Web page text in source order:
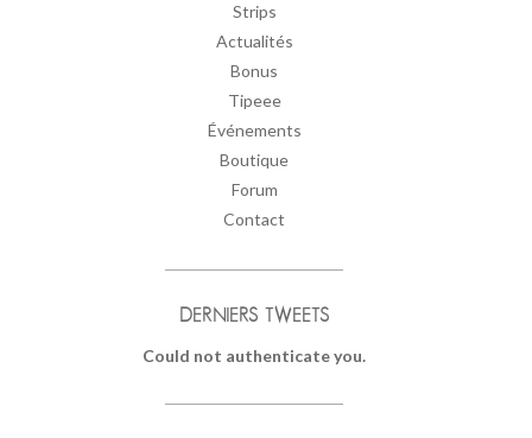
Strips
Actualités
Bonus
Tipeee
Événements
Boutique
Forum
Contact
DERNIERS TWEETS
Could not authenticate you.